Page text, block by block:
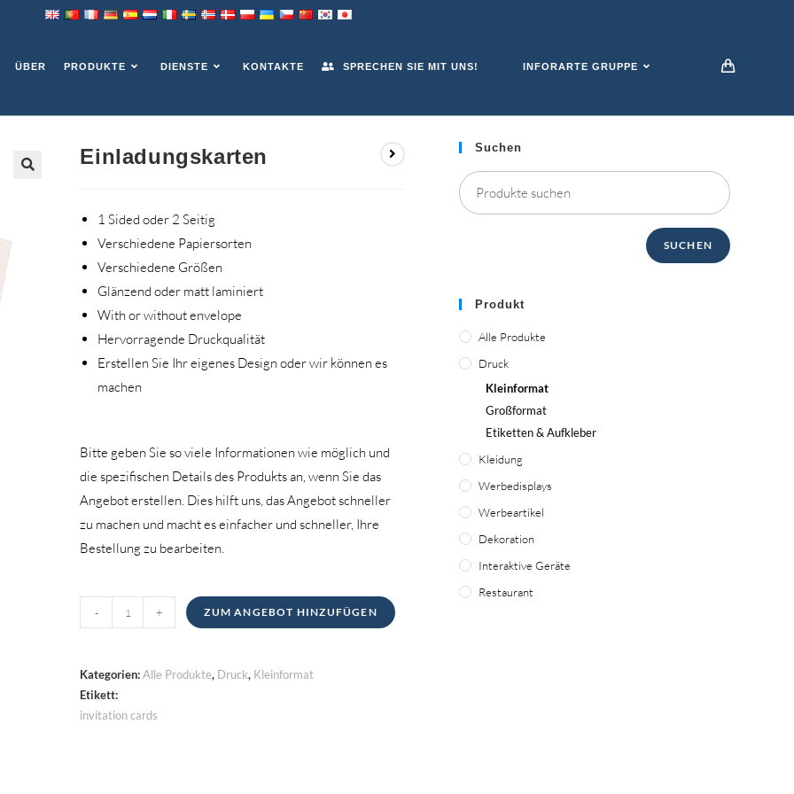
ÜBER PRODUKTE DIENSTE KONTAKTE SPRECHEN SIE MIT UNS! INFORARTE GRUPPE
Einladungskarten
1 Sided oder 2 Seitig
Verschiedene Papiersorten
Verschiedene Größen
Glänzend oder matt laminiert
With or without envelope
Hervorragende Druckqualität
Erstellen Sie Ihr eigenes Design oder wir können es
machen
Bitte geben Sie so viele Informationen wie möglich und
die spezifischen Details des Produkts an, wenn Sie das
Angebot erstellen. Dies hilft uns, das Angebot schneller
zu machen und macht es einfacher und schneller, Ihre
Bestellung zu bearbeiten.
Einladungskarten
Menge
- + ZUM ANGEBOT HINZUFÜGEN
Kategorien:Alle Produkte, Druck, Kleinformat
Etikett:
invitation cards
Suchen
SUCHEN
Produkt
Alle Produkte
Druck
Kleinformat
Großformat
Etiketten & Aufkleber
Kleidung
Werbedisplays
Werbeartikel
Dekoration
Interaktive Geräte
Restaurant